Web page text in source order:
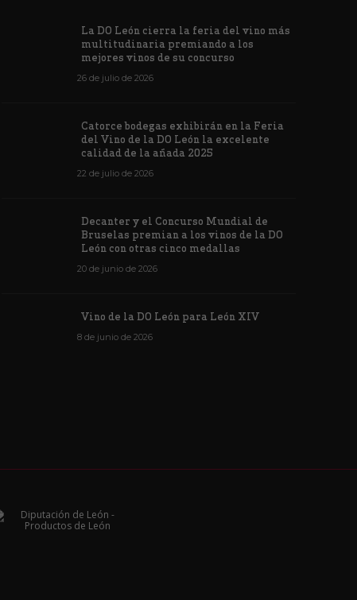
Vino de la DO León para León XIV
1170
La DO León cierra la feria del vino más
multitudinaria premiando a los
mejores vinos de su concurso
26 de julio de 2026
Catorce bodegas exhibirán en la Feria
del Vino de la DO León la excelente
calidad de la añada 2025
22 de julio de 2026
Decanter y el Concurso Mundial de
Bruselas premian a los vinos de la DO
León con otras cinco medallas
20 de junio de 2026
Vino de la DO León para León XIV
8 de junio de 2026